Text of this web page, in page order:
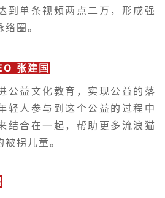
到单条视频两点二万，形成强
圈。
张建国
公益文化教育，实现公益的落
轻人参与到这个公益的过程中
结合在一起，帮助更多流浪猫
拐儿童。